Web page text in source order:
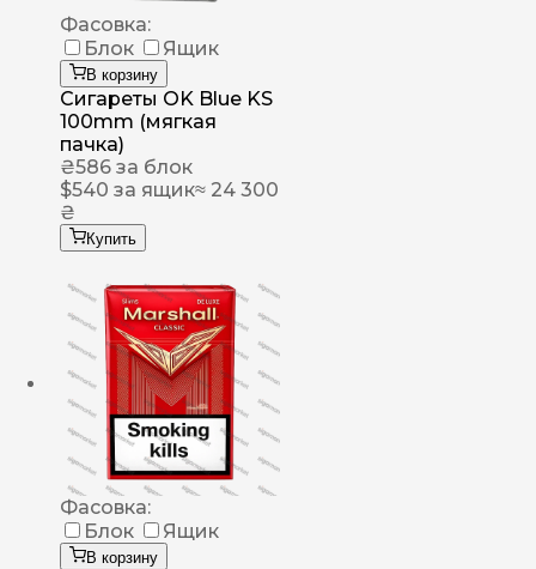
Фасовка:
Блок
Ящик
В корзину
Сигареты OK Blue KS
100mm (мягкая
пачка)
₴586 за блок
$540 за ящик≈ 24 300
₴
Купить
Фасовка:
Блок
Ящик
В корзину